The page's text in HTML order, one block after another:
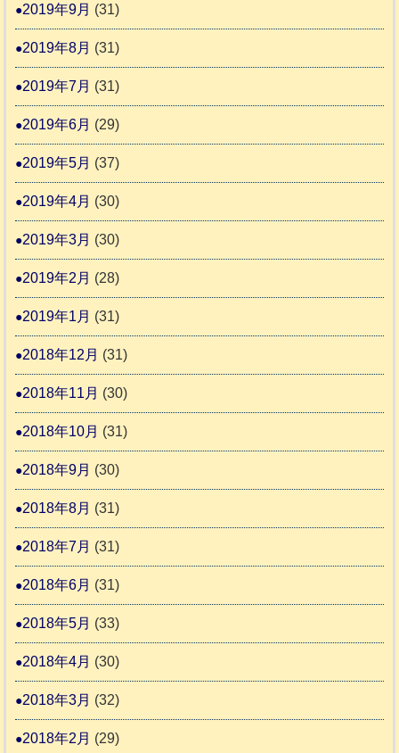
2019年9月 (31)
2019年8月 (31)
2019年7月 (31)
2019年6月 (29)
2019年5月 (37)
2019年4月 (30)
2019年3月 (30)
2019年2月 (28)
2019年1月 (31)
2018年12月 (31)
2018年11月 (30)
2018年10月 (31)
2018年9月 (30)
2018年8月 (31)
2018年7月 (31)
2018年6月 (31)
2018年5月 (33)
2018年4月 (30)
2018年3月 (32)
2018年2月 (29)